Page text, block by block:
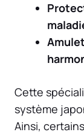
Cette
système
Ainsi, certains